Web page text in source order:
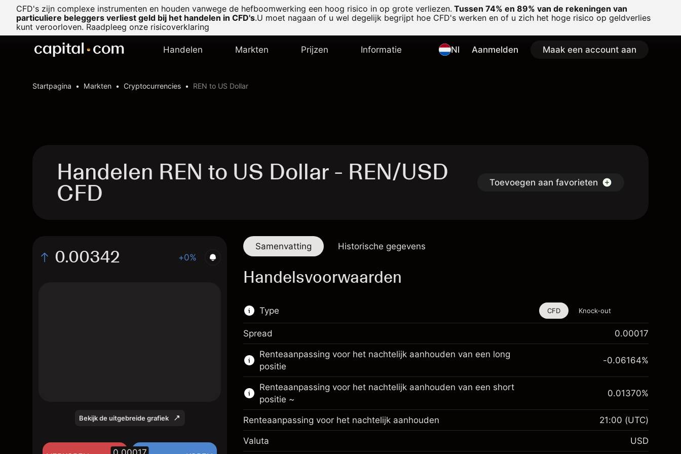
CFD's zijn complexe instrumenten en houden vanwege de hefboomwerking een hoog risico in op grote verliezen. Tussen 74% en 89% van de rekeningen van
particuliere beleggers verliest geld bij het handelen in CFD's.U moet nagaan of u wel degelijk begrijpt hoe CFD's werken en of u zich het hoge risico op geldverlies
kunt veroorloven. Raadpleeg onze risicoverklaring
Handelen Markten Prijzen Informatie Nl Aanmelden Maak een account aan
Startpagina Markten Cryptocurrencies REN to US Dollar
Handelen REN to US Dollar - REN/USD
CFD Toevoegen aan favorieten
0.00342 +0%
Bekijk de uitgebreide grafiek
Samenvatting Historische gegevens
Handelsvoorwaarden
Type
De handel in CFD's en knock-outs is
beschikbaar voor dit financiële instrument.
Meer informatie over:
CFD's
Knock-outs
CFD Knock-out
Spread 0.00017
Renteaanpassing voor het nachtelijk aanhouden van een long
positie
-0.06164%
Renteaanpassing voor het nachtelijk aanhouden van een short
positie ~
0.01370%
Renteaanpassing voor het nachtelijk aanhouden 21:00 (UTC)
Valuta USD